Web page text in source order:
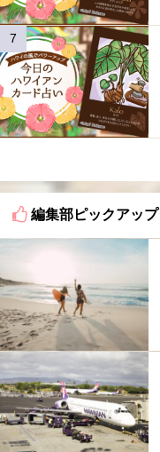
編集部ピックアップ